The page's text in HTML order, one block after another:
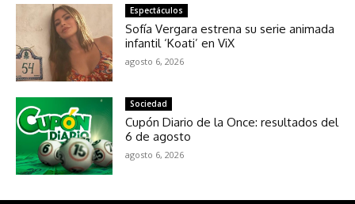
Espectáculos
Sofía Vergara estrena su serie animada
infantil ‘Koati’ en ViX
agosto 6, 2026
Sociedad
Cupón Diario de la Once: resultados del
6 de agosto
agosto 6, 2026